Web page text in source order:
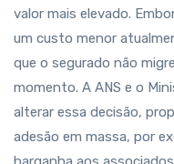
valor mais elevado.
um custo menor
que o segurado não
momento. A ANS e o
alterar essa decisão,
adesão em massa, por